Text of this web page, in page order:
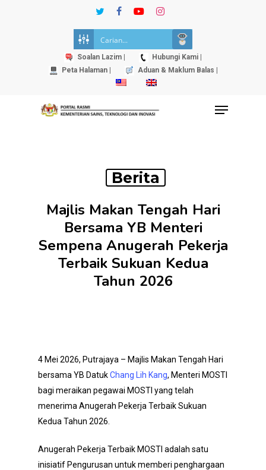
twitterfacebookyoutubeinstagram
Soalan Lazim |
Hubungi Kami |
Peta Halaman |
Aduan & Maklum Balas |
Menu
Berita
Majlis Makan Tengah Hari
Bersama YB Menteri
Sempena Anugerah Pekerja
Terbaik Sukuan Kedua
Tahun 2026
4 Mei 2026, Putrajaya – Majlis Makan Tengah Hari
bersama YB DatukChang Lih Kang, Menteri MOSTI
bagi meraikan pegawai MOSTI yang telah
menerima Anugerah Pekerja Terbaik Sukuan
Kedua Tahun 2026.
Anugerah Pekerja Terbaik MOSTI adalah satu
inisiatif Pengurusan untuk memberi penghargaan